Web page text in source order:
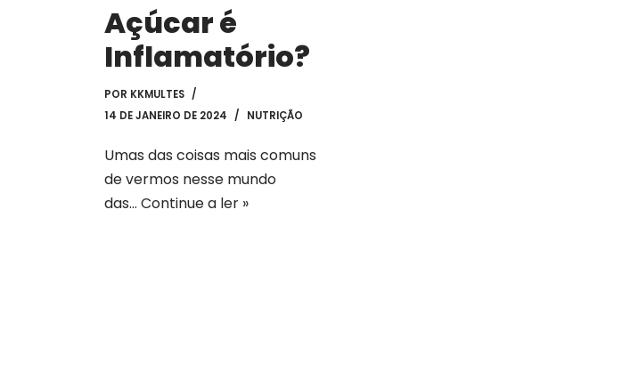
Açúcar é
Inflamatório?
POR KKMULTES
14 DE JANEIRO DE 2024
NUTRIÇÃO
Umas das coisas mais comuns
de vermos nesse mundo
das… Continue a ler »